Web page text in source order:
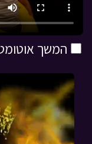
המשך